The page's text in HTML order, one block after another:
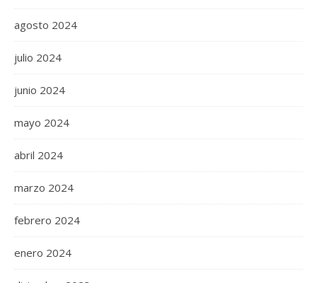
agosto 2024
julio 2024
junio 2024
mayo 2024
abril 2024
marzo 2024
febrero 2024
enero 2024